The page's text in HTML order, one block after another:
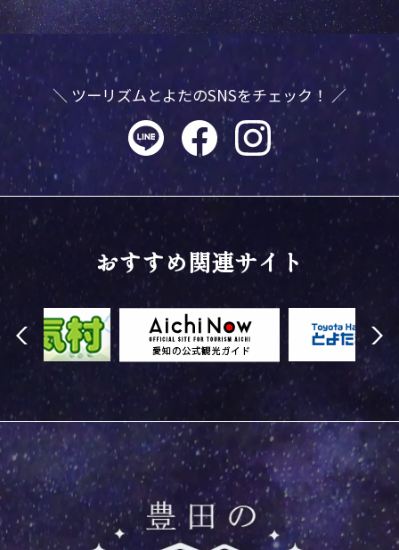
＼ ツーリズムとよたのSNSをチェック！ ／
おすすめ関連サイト